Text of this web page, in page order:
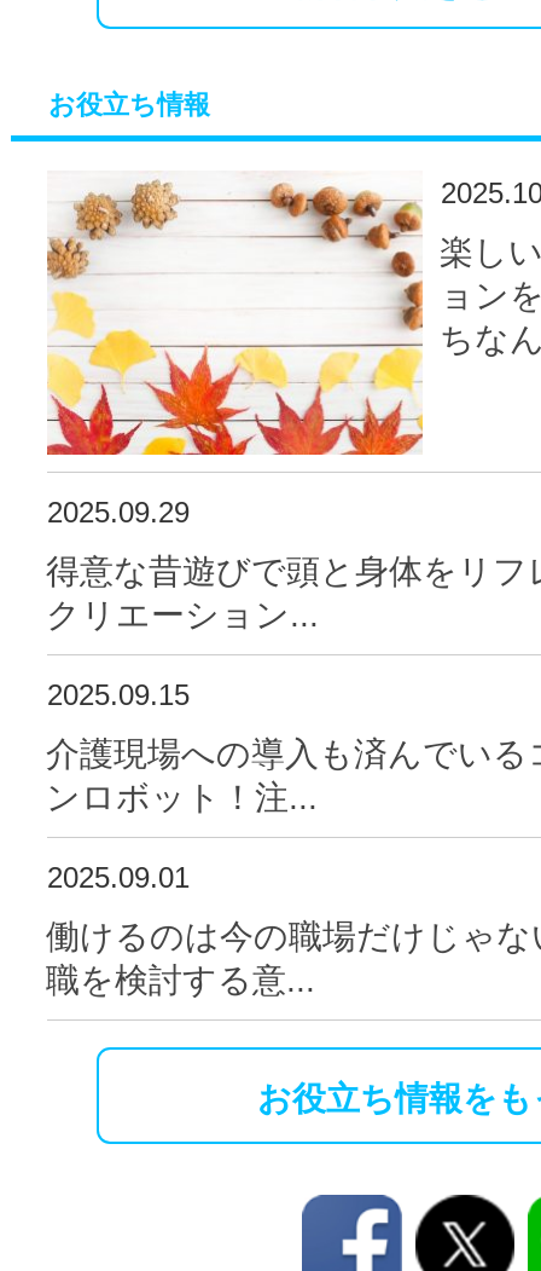
お役立ち情報
楽し
ョン
ちな
2025.09.29
得意な昔遊びで頭と身体をリ
クリエーション...
2025.09.15
介護現場への導入も済んでい
ンロボット！注...
2025.09.01
働けるのは今の職場だけじゃ
職を検討する意...
お役立ち情報を